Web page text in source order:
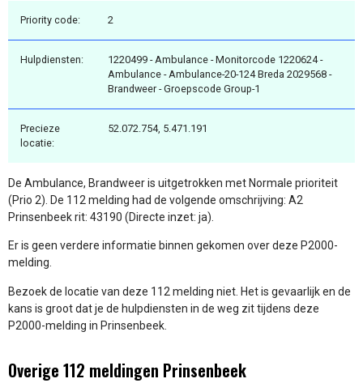
Priority code: 2
Hulpdiensten:
1220499 - Ambulance - Monitorcode 1220624 -
Ambulance - Ambulance-20-124 Breda 2029568 -
Brandweer - Groepscode Group-1
Precieze
locatie:
52.072.754, 5.471.191
De Ambulance, Brandweer is uitgetrokken met Normale prioriteit
(Prio 2). De 112 melding had de volgende omschrijving: A2
Prinsenbeek rit: 43190 (Directe inzet: ja).
Er is geen verdere informatie binnen gekomen over deze P2000-
melding.
Bezoek de locatie van deze 112 melding niet. Het is gevaarlijk en de
kans is groot dat je de hulpdiensten in de weg zit tijdens deze
P2000-melding in Prinsenbeek.
Overige 112 meldingen Prinsenbeek